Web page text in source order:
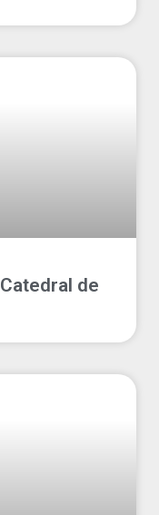
de